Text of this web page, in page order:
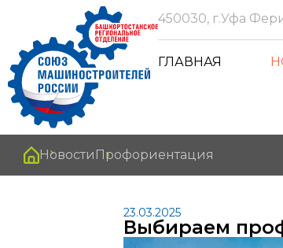
450030, г.Уфа
ГЛАВНАЯ
Новости Профориентация
23.03.2025
Выбираем